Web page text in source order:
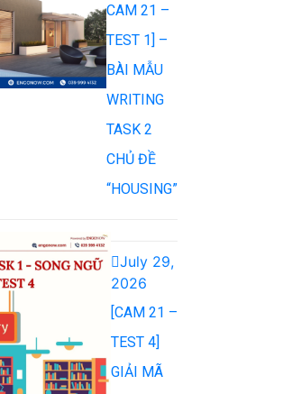
CAM 21 –
TEST 1] –
BÀI MẪU
WRITING
TASK 2
CHỦ ĐỀ
“HOUSING”
July 29,
2026
[CAM 21 –
TEST 4]
GIẢI MÃ